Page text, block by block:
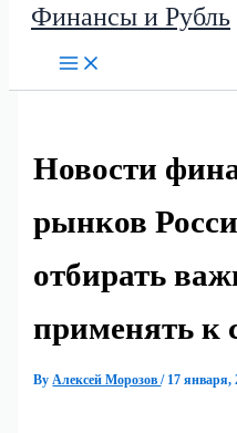
Финансы и Рубль
Новости
рынков
отбирать
применять к
ByАлексей Морозов/ 17 января,